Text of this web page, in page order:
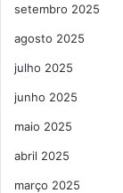
setembro 2025
agosto 2025
julho 2025
junho 2025
maio 2025
abril 2025
março 2025